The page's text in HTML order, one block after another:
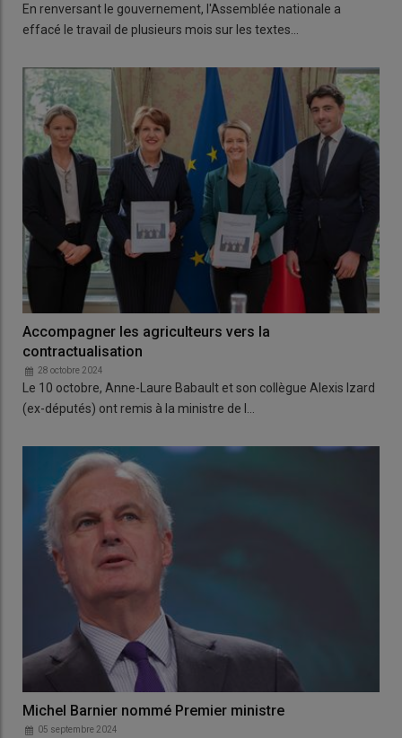
En renversant le gouvernement, l'Assemblée nationale a
effacé le travail de plusieurs mois sur les textes…
Accompagner les agriculteurs vers la
contractualisation
28 octobre 2024
Le 10 octobre, Anne-Laure Babault et son collègue Alexis Izard
(ex-députés) ont remis à la ministre de l…
Michel Barnier nommé Premier ministre
05 septembre 2024